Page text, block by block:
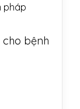
pháp
cho bệnh